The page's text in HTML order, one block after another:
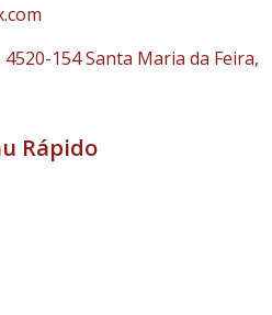
154 Santa Maria da Feira,
Rápido